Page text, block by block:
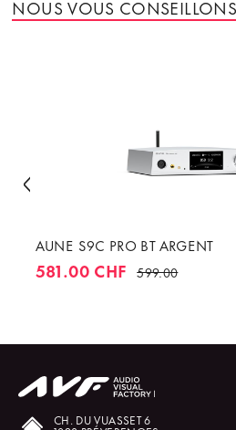
NOUS VOUS
AUNE S9C PRO BT ARGENT
581.00 CHF 599.00
CH. DU VUASSET 6